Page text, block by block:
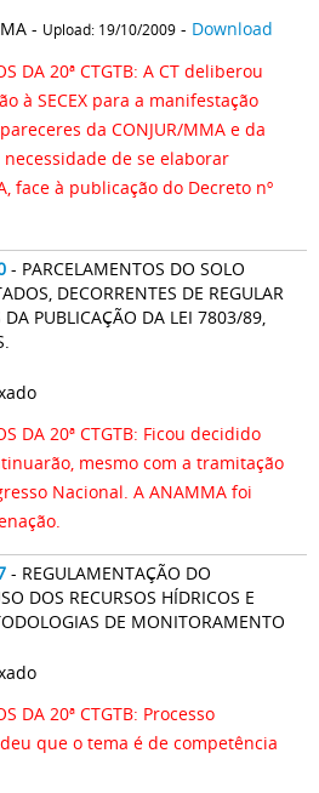
- Upload: 19/10/2009 - Download
DA 20ª CTGTB: A CT deliberou
à SECEX para a manifestação
da CONJUR/MMA e da
necessidade de se elaborar
face à publicação do Decreto nº
- PARCELAMENTOS DO SOLO
DECORRENTES DE REGULAR
DA PUBLICAÇÃO DA LEI 7803/89,
DA 20ª CTGTB: Ficou decidido
mesmo com a tramitação
Nacional. A ANAMMA foi
- REGULAMENTAÇÃO DO
DOS RECURSOS HÍDRICOS E
DE MONITORAMENTO
DA 20ª CTGTB: Processo
que o tema é de competência